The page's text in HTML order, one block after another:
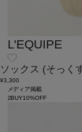
L'EQUIPE
ソックス (そっく
¥3,300
メディア掲載
2BUY10%OFF